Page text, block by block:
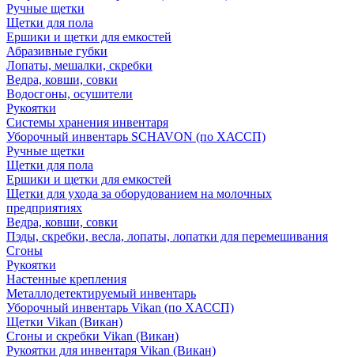
Ручные щетки
Щетки для пола
Ершики и щетки для емкостей
Абразивные губки
Лопаты, мешалки, скребки
Ведра, ковши, совки
Водосгоны, осушители
Рукоятки
Системы хранения инвентаря
Уборочный инвентарь SCHAVON (по ХАССП)
Ручные щетки
Щетки для пола
Ершики и щетки для емкостей
Щетки для ухода за оборудованием на молочных
предприятиях
Ведра, ковши, совки
Пэды, скребки, весла, лопаты, лопатки для перемешивания
Сгоны
Рукоятки
Настенные крепления
Металлодетектируемый инвентарь
Уборочный инвентарь Vikan (по ХАССП)
Щетки Vikan (Викан)
Сгоны и скребки Vikan (Викан)
Рукоятки для инвентаря Vikan (Викан)